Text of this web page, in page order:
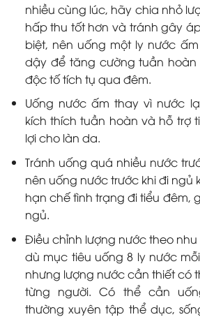
nhiều cùng lúc, hãy chia nhỏ
hấp thu tốt hơn và tránh gây
biệt, nên uống một ly nước
dậy để tăng cường tuần
độc tố tích tụ qua đêm.
Uống nước ấm thay vì nước
kích thích tuần hoàn và hỗ trợ
lợi cho làn da.
Tránh uống quá nhiều nước
nên uống nước trước khi đi ngủ
hạn chế tình trạng đi tiểu đêm,
ngủ.
Điều chỉnh lượng nước theo
dù mục tiêu uống 8 ly nước
nhưng lượng nước cần thiết có
từng người. Có thể cần
thường xuyên tập thể dục,